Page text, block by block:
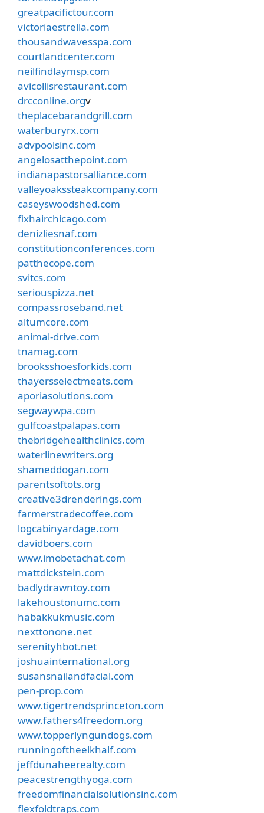
greatpacifictour.com
victoriaestrella.com
thousandwavesspa.com
courtlandcenter.com
neilfindlaymsp.com
avicollisrestaurant.com
drcconline.orgv
theplacebarandgrill.com
waterburyrx.com
advpoolsinc.com
angelosatthepoint.com
indianapastorsalliance.com
valleyoakssteakcompany.com
caseyswoodshed.com
fixhairchicago.com
denizliesnaf.com
constitutionconferences.com
patthecope.com
svitcs.com
seriouspizza.net
compassroseband.net
altumcore.com
animal-drive.com
tnamag.com
brooksshoesforkids.com
thayersselectmeats.com
aporiasolutions.com
segwaywpa.com
gulfcoastpalapas.com
thebridgehealthclinics.com
waterlinewriters.org
shameddogan.com
parentsoftots.org
creative3drenderings.com
farmerstradecoffee.com
logcabinyardage.com
davidboers.com
www.imobetachat.com
mattdickstein.com
badlydrawntoy.com
lakehoustonumc.com
habakkukmusic.com
nexttonone.net
serenityhbot.net
joshuainternational.org
susansnailandfacial.com
pen-prop.com
www.tigertrendsprinceton.com
www.fathers4freedom.org
www.topperlyngundogs.com
runningoftheelkhalf.com
jeffdunaheerealty.com
peacestrengthyoga.com
freedomfinancialsolutionsinc.com
flexfoldtraps.com